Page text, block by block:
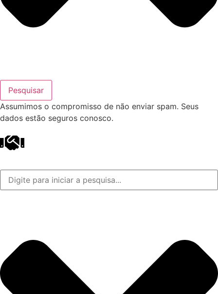
Pesquisar
Assumimos o compromisso de não enviar spam. Seus
dados estão seguros conosco.